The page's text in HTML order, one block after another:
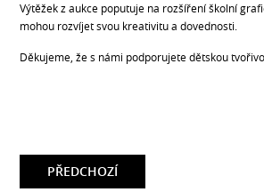
Výtěžek z aukce poputuje na rozšíření školní
mohou rozvíjet svou kreativitu a dovednosti.
Děkujeme, že s námi podporujete dětskou
PŘEDCHOZÍ